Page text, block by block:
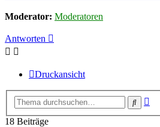
Moderator: Moderatoren
Antworten
Druckansicht
Suche
18 Beiträge